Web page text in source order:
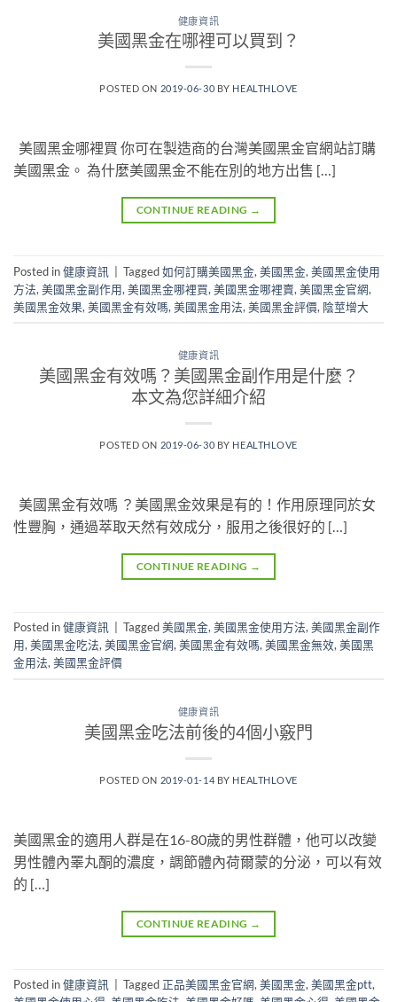
健康資訊
美國黑金在哪裡可以買到？
POSTED ON 2019-06-30 BY HEALTHLOVE
美國黑金哪裡買 你可在製造商的台灣美國黑金官網站訂購
美國黑金。 為什麼美國黑金不能在別的地方出售 […]
CONTINUE READING →
Posted in健康資訊 Tagged如何訂購美國黑金, 美國黑金, 美國黑金使用
方法, 美國黑金副作用, 美國黑金哪裡買, 美國黑金哪裡賣, 美國黑金官網,
美國黑金效果, 美國黑金有效嗎, 美國黑金用法, 美國黑金評價, 陰莖增大
健康資訊
美國黑金有效嗎？美國黑金副作用是什麼？
本文為您詳細介紹
POSTED ON 2019-06-30 BY HEALTHLOVE
美國黑金有效嗎 ？美國黑金效果是有的！作用原理同於女
性豐胸，通過萃取天然有效成分，服用之後很好的 […]
CONTINUE READING →
Posted in健康資訊 Tagged美國黑金,美國黑金使用方法,美國黑金副作
用,美國黑金吃法,美國黑金官網,美國黑金有效嗎,美國黑金無效,美國黑
金用法,美國黑金評價
健康資訊
美國黑金吃法前後的4個小竅門
POSTED ON 2019-01-14 BY HEALTHLOVE
美國黑金的適用人群是在16-80歲的男性群體，他可以改變
男性體內睪丸酮的濃度，調節體內荷爾蒙的分泌，可以有效
的 […]
CONTINUE READING →
Posted in健康資訊 Tagged 正品美國黑金官網, 美國黑金, 美國黑金ptt,